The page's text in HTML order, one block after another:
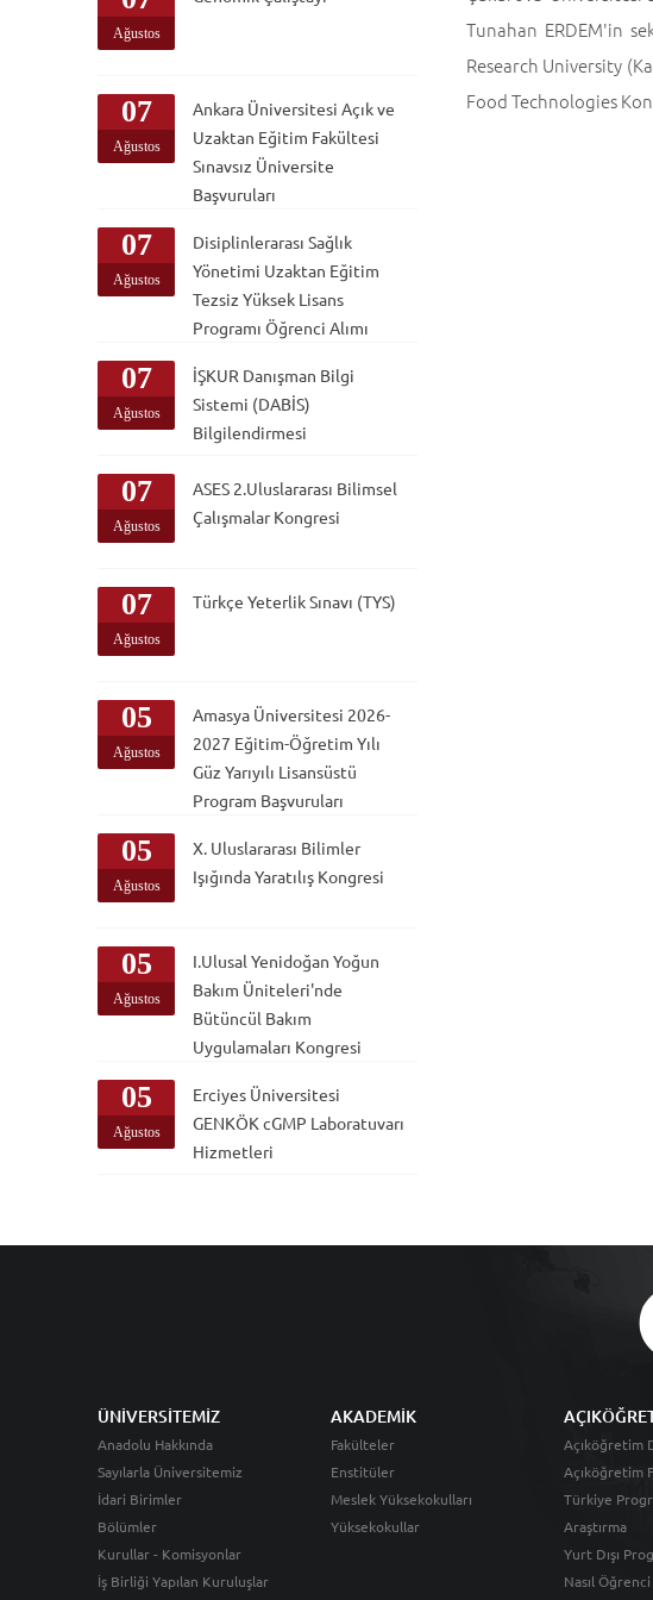
Tunahan ERDEM'in
Research University
Food Technologies
Ağustos
07
Ağustos
Ankara Üniversitesi Açık ve
Uzaktan Eğitim Fakültesi
Sınavsız Üniversite
Başvuruları
07
Ağustos
Disiplinlerarası Sağlık
Yönetimi Uzaktan Eğitim
Tezsiz Yüksek Lisans
Programı Öğrenci Alımı
07
Ağustos
İŞKUR Danışman Bilgi
Sistemi (DABİS)
Bilgilendirmesi
07
Ağustos
ASES 2.Uluslararası Bilimsel
Çalışmalar Kongresi
07
Ağustos
Türkçe Yeterlik Sınavı (TYS)
05
Ağustos
Amasya Üniversitesi 2026-
2027 Eğitim-Öğretim Yılı
Güz Yarıyılı Lisansüstü
Program Başvuruları
05
Ağustos
X. Uluslararası Bilimler
Işığında Yaratılış Kongresi
05
Ağustos
I.Ulusal Yenidoğan Yoğun
Bakım Üniteleri'nde
Bütüncül Bakım
Uygulamaları Kongresi
05
Ağustos
Erciyes Üniversitesi
GENKÖK cGMP Laboratuvarı
Hizmetleri
ÜNİVERSİTEMİZ
Anadolu Hakkında
Sayılarla Üniversitemiz
İdari Birimler
Bölümler
Kurullar - Komisyonlar
İş Birliği Yapılan Kuruluşlar
AKADEMİK
Fakülteler
Enstitüler
Meslek Yüksekokulları
Yüksekokullar
Açıköğretim
Açıköğretim
Türkiye
Araştırma
Yurt Dışı
Nasıl